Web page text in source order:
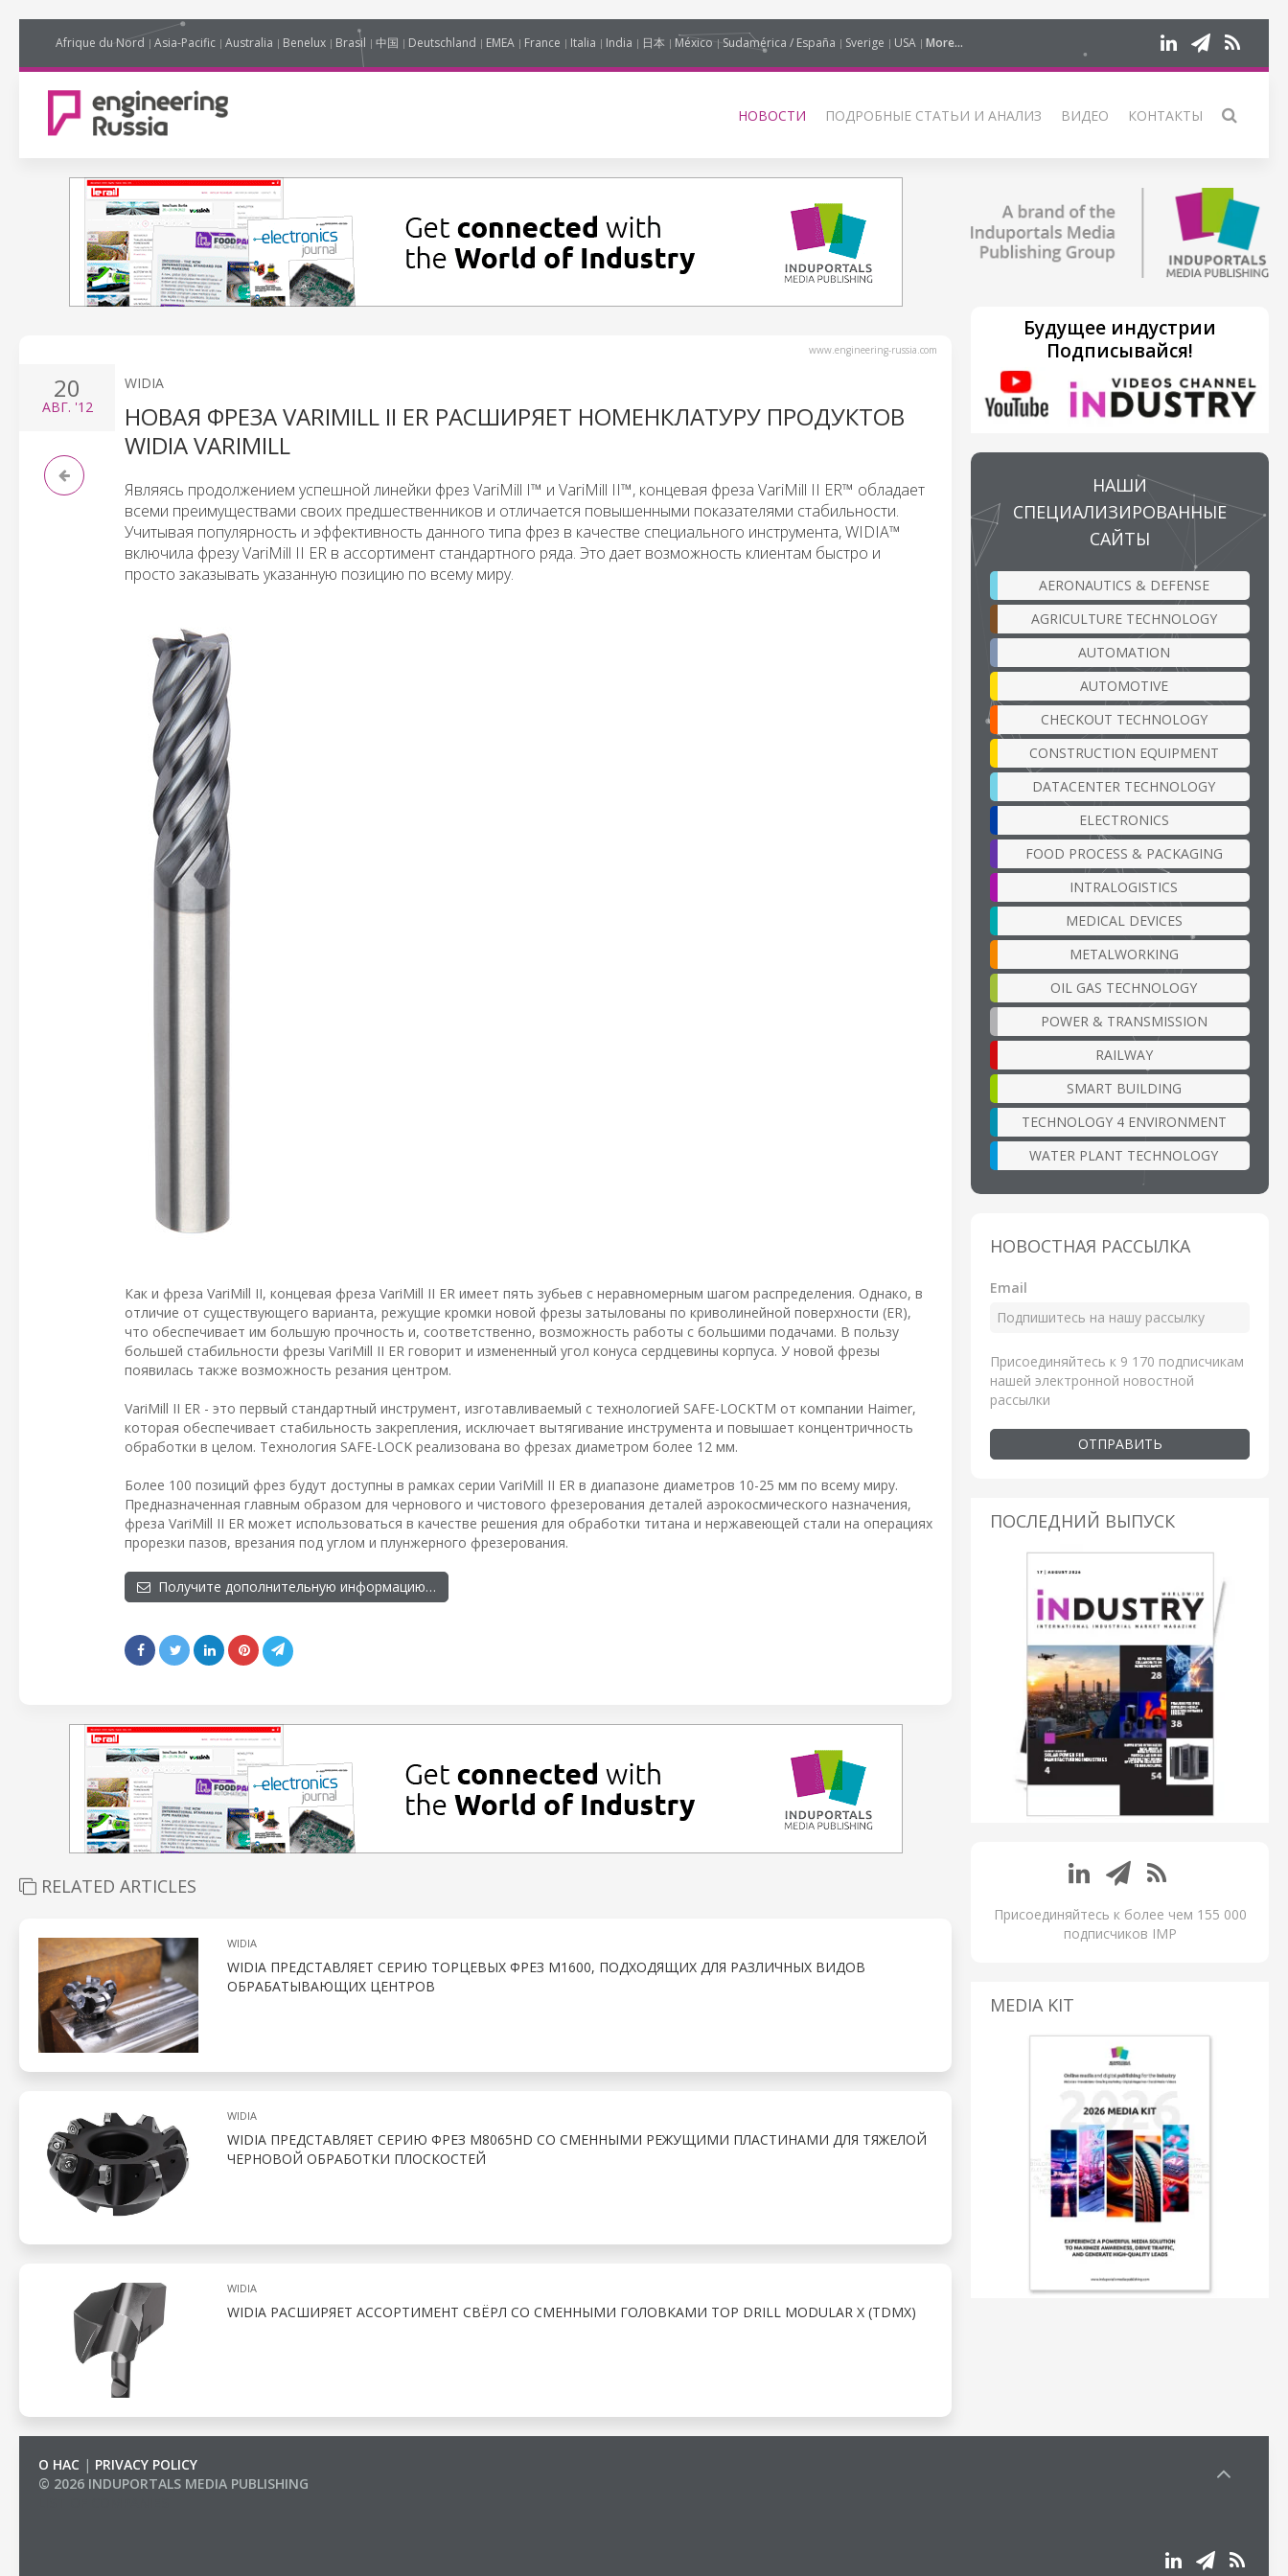
Afrique du Nord Asia-Pacific Australia Benelux Brasil 中国 Deutschland EMEA France Italia India 日本 México Sudamérica / España Sverige USA More...
НОВОСТИ ПОДРОБНЫЕ СТАТЬИ И АНАЛИЗ ВИДЕО КОНТАКТЫ
www.engineering-russia.com
20
АВГ. '12
WIDIA
НОВАЯ ФРЕЗА VARIMILL II ER РАСШИРЯЕТ НОМЕНКЛАТУРУ ПРОДУКТОВ
WIDIA VARIMILL
Являясь продолжением успешной линейки фрез VariMill I™ и VariMill II™, концевая фреза VariMill II ER™ обладает
всеми преимуществами своих предшественников и отличается повышенными показателями стабильности.
Учитывая популярность и эффективность данного типа фрез в качестве специального инструмента, WIDIA™
включила фрезу VariMill II ER в ассортимент стандартного ряда. Это дает возможность клиентам быстро и
просто заказывать указанную позицию по всему миру.
Как и фреза VariMill II, концевая фреза VariMill II ER имеет пять зубьев с неравномерным шагом распределения. Однако, в
отличие от существующего варианта, режущие кромки новой фрезы затылованы по криволинейной поверхности (ER),
что обеспечивает им большую прочность и, соответственно, возможность работы с большими подачами. В пользу
большей стабильности фрезы VariMill II ER говорит и измененный угол конуса сердцевины корпуса. У новой фрезы
появилась также возможность резания центром.
VariMill II ER - это первый стандартный инструмент, изготавливаемый с технологией SAFE-LOCKTM от компании Haimer,
которая обеспечивает стабильность закрепления, исключает вытягивание инструмента и повышает концентричность
обработки в целом. Технология SAFE-LOCK реализована во фрезах диаметром более 12 мм.
Более 100 позиций фрез будут доступны в рамках серии VariMill II ER в диапазоне диаметров 10-25 мм по всему миру.
Предназначенная главным образом для чернового и чистового фрезерования деталей аэрокосмического назначения,
фреза VariMill II ER может использоваться в качестве решения для обработки титана и нержавеющей стали на операциях
прорезки пазов, врезания под углом и плунжерного фрезерования.
Получите дополнительную информацию…
RELATED ARTICLES
WIDIA
WIDIA ПРЕДСТАВЛЯЕТ СЕРИЮ ТОРЦЕВЫХ ФРЕЗ M1600, ПОДХОДЯЩИХ ДЛЯ РАЗЛИЧНЫХ ВИДОВ
ОБРАБАТЫВАЮЩИХ ЦЕНТРОВ
WIDIA
WIDIA ПРЕДСТАВЛЯЕТ СЕРИЮ ФРЕЗ M8065HD СО СМЕННЫМИ РЕЖУЩИМИ ПЛАСТИНАМИ ДЛЯ ТЯЖЕЛОЙ
ЧЕРНОВОЙ ОБРАБОТКИ ПЛОСКОСТЕЙ
WIDIA
WIDIA РАСШИРЯЕТ АССОРТИМЕНТ СВЁРЛ СО СМЕННЫМИ ГОЛОВКАМИ TOP DRILL MODULAR X (TDMX)
Будущее индустрии
Подписывайся!
НАШИ
СПЕЦИАЛИЗИРОВАННЫЕ
САЙТЫ
AERONAUTICS & DEFENSE
AGRICULTURE TECHNOLOGY
AUTOMATION
AUTOMOTIVE
CHECKOUT TECHNOLOGY
CONSTRUCTION EQUIPMENT
DATACENTER TECHNOLOGY
ELECTRONICS
FOOD PROCESS & PACKAGING
INTRALOGISTICS
MEDICAL DEVICES
METALWORKING
OIL GAS TECHNOLOGY
POWER & TRANSMISSION
RAILWAY
SMART BUILDING
TECHNOLOGY 4 ENVIRONMENT
WATER PLANT TECHNOLOGY
НОВОСТНАЯ РАССЫЛКА
Email
Присоединяйтесь к 9 170 подписчикам
нашей электронной новостной
рассылки
ОТПРАВИТЬ
ПОСЛЕДНИЙ ВЫПУСК
Присоединяйтесь к более чем 155 000
подписчиков IMP
MEDIA KIT
О НАС | PRIVACY POLICY
© 2026 INDUPORTALS MEDIA PUBLISHING